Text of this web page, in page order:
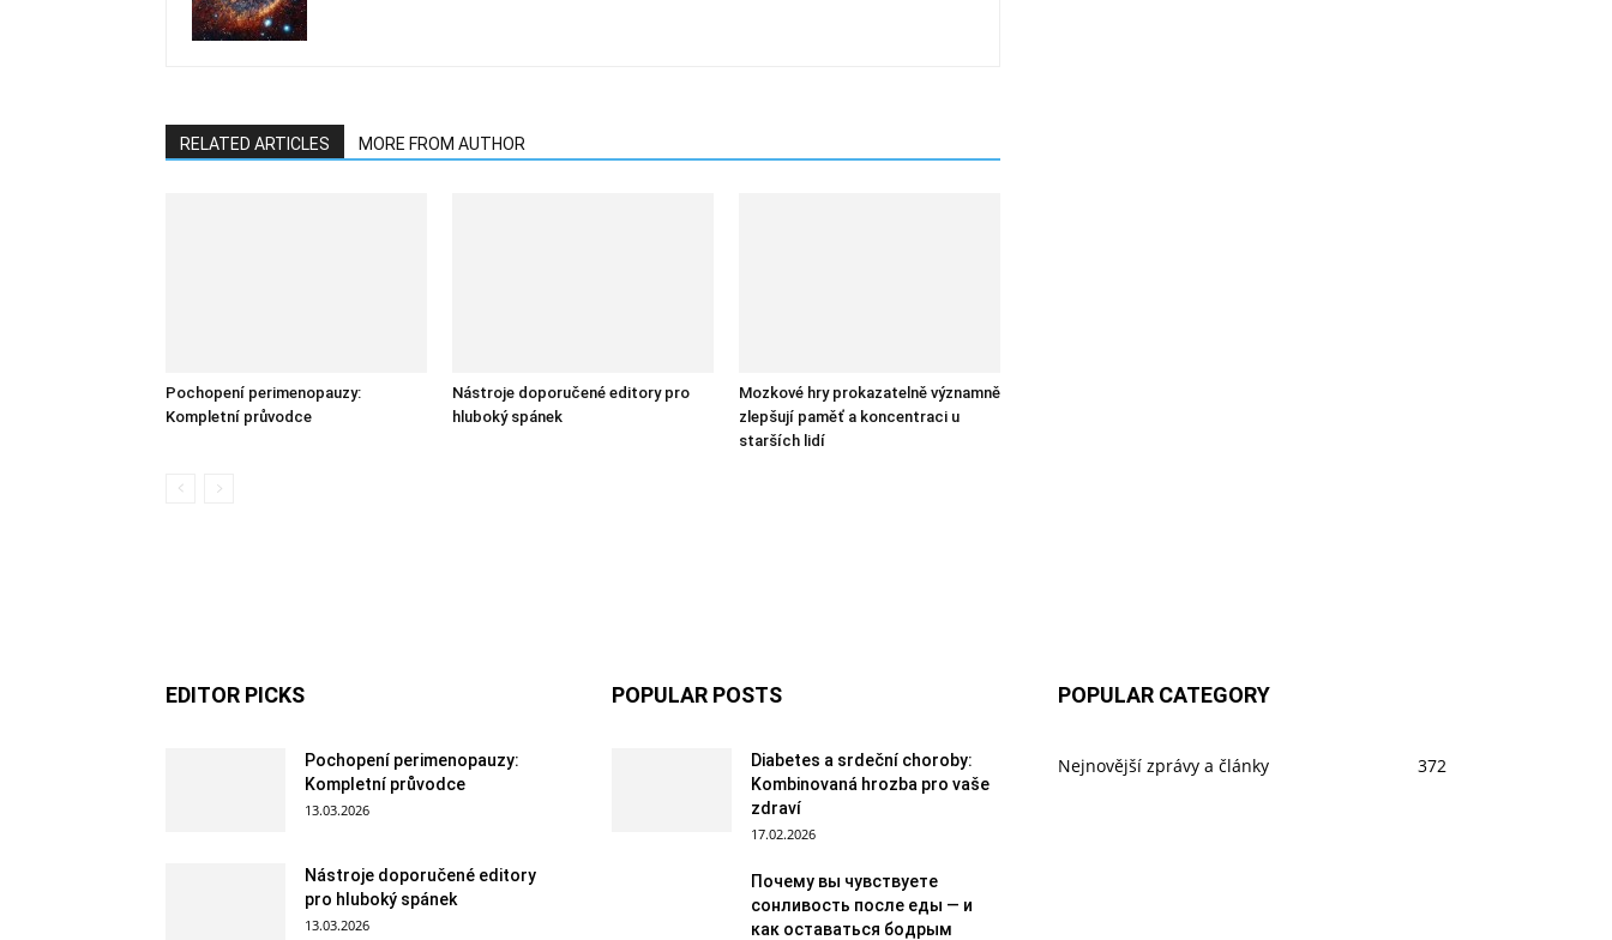
RELATED ARTICLES MORE FROM AUTHOR
Pochopení perimenopauzy:
Kompletní průvodce
Nástroje doporučené editory pro
hluboký spánek
Mozkové hry prokazatelně významně
zlepšují paměť a koncentraci u
starších lidí
EDITOR PICKS
Pochopení perimenopauzy:
Kompletní průvodce
13.03.2026
Nástroje doporučené editory
pro hluboký spánek
13.03.2026
POPULAR POSTS
Diabetes a srdeční choroby:
Kombinovaná hrozba pro vaše
zdraví
17.02.2026
Почему вы чувствуете
сонливость после еды — и
как оставаться бодрым
POPULAR CATEGORY
Nejnovější zprávy a články 372